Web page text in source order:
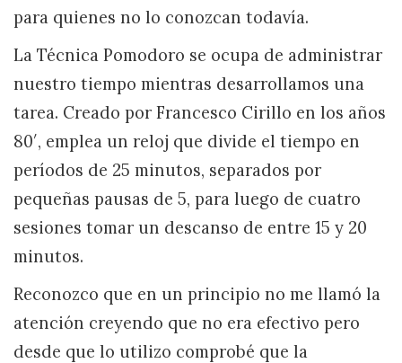
para quienes no lo conozcan todavía.
La Técnica Pomodoro se ocupa de administrar
nuestro tiempo mientras desarrollamos una
tarea. Creado por Francesco Cirillo en los años
80′, emplea un reloj que divide el tiempo en
períodos de 25 minutos, separados por
pequeñas pausas de 5, para luego de cuatro
sesiones tomar un descanso de entre 15 y 20
minutos.
Reconozco que en un principio no me llamó la
atención creyendo que no era efectivo pero
desde que lo utilizo comprobé que la